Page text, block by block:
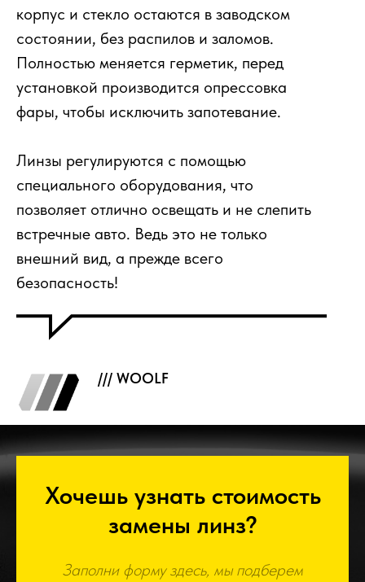
корпус и стекло остаются в заводском
состоянии, без распилов и заломов.
Полностью меняется герметик, перед
установкой производится опрессовка
фары, чтобы исключить запотевание.
Линзы регулируются с помощью
специального оборудования, что
позволяет отлично освещать и не слепить
встречные авто. Ведь это не только
внешний вид, а прежде всего
безопасность!
/// WOOLF
Хочешь узнать стоимость
замены линз?
Заполни форму здесь, мы подберем